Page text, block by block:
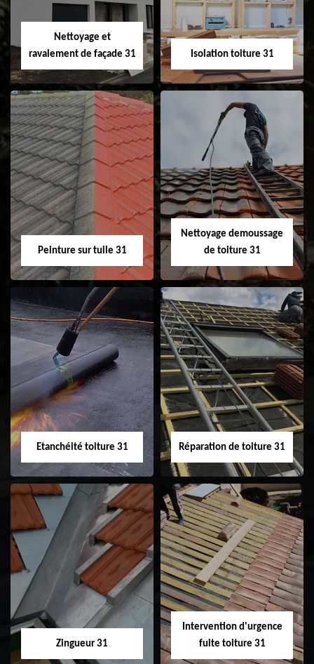
Velux 31
Nettoyage et
ravalement de façade 31
Nettoyage et
ravalement de
façade 31
Isolation toiture 31
Isolation toiture 31
Peinture sur tuile 31
Peinture sur tuile
31
Nettoyage demoussage
de toiture 31
Nettoyage
demoussage de
toiture 31
Etanchéité toiture 31
Etanchéité toiture
31
Réparation de toiture 31
Réparation de
toiture 31
Zingueur 31
Intervention d'urgence
fuite toiture 31